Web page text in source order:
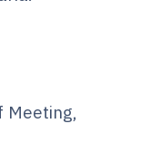
Meeting,